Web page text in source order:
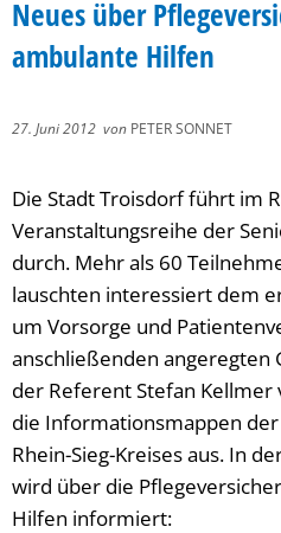
Neues über
ambulante Hilfen
27. Juni 2012 von PETER SONNET
Die Stadt Troisdorf führt im
Veranstaltungsreihe der
durch. Mehr als 60
lauschten interessiert dem
um Vorsorge und
anschließenden angeregten
der Referent Stefan Kellmer
die Informationsmappen
Rhein-Sieg-Kreises aus. In
wird über die
Hilfen informiert: